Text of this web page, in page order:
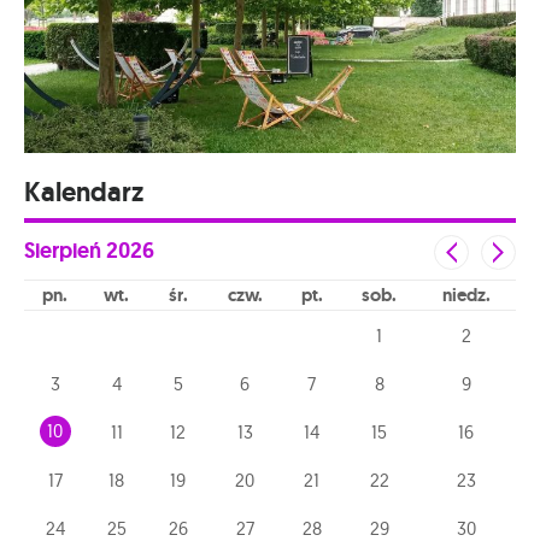
Kalendarz
Sierpień2026
pn wt śr czw pt sob niedz
1 2
3 4 5 6 7 8 9
10 11 12 13 14 15 16
17 18 19 20 21 22 23
24 25 26 27 28 29 30